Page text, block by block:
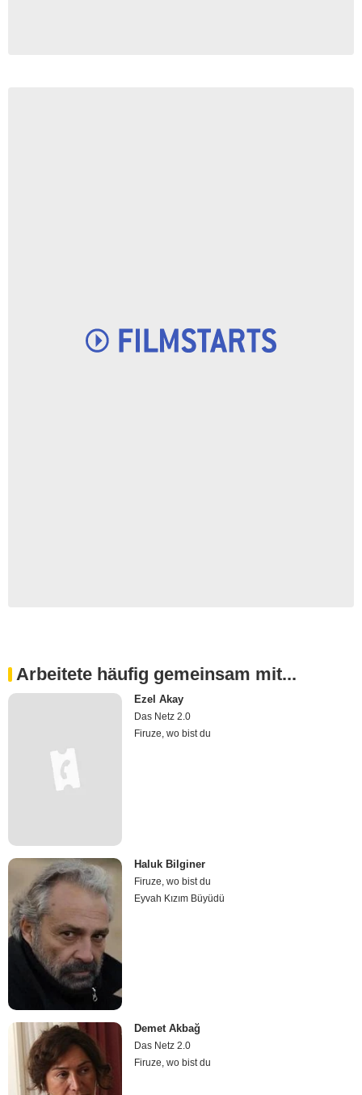
Arbeitete häufig gemeinsam mit...
Ezel Akay
Das Netz 2.0
Firuze, wo bist du
Haluk Bilginer
Firuze, wo bist du
Eyvah Kızım Büyüdü
Demet Akbağ
Das Netz 2.0
Firuze, wo bist du